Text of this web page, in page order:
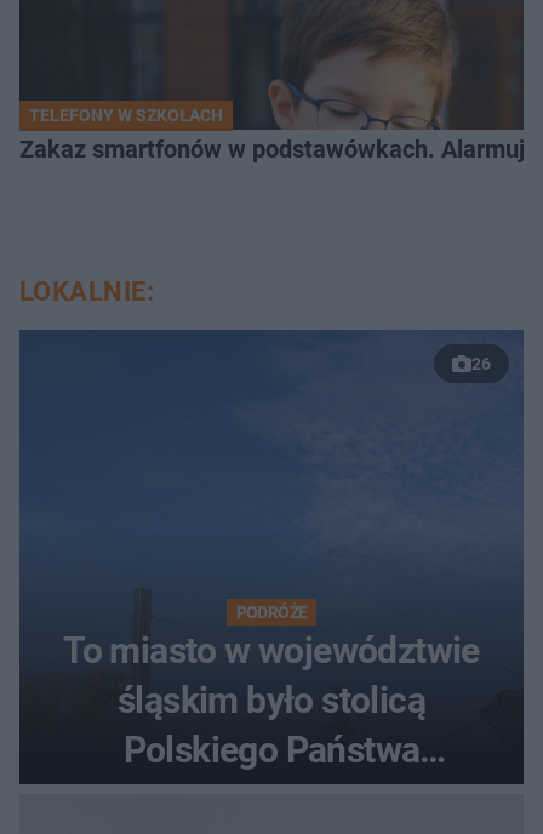
TELEFONY W SZKOŁACH
Zakaz smartfonów w podstawówkach.
LOKALNIE:
26
PODRÓŻE
To miasto w województwie
śląskim było stolicą
Polskiego Państwa
Podziemnego. Dziś zna je